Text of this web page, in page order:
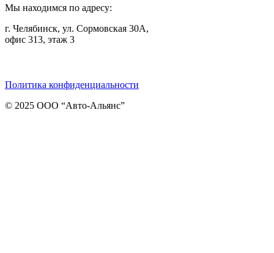
Мы находимся по адресу:
г. Челябинск, ул. Сормовская 30А,
офис 313, этаж 3
Политика конфиденциальности
© 2025 ООО “Авто-Альянс”